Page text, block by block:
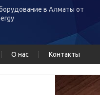
в Алматы от
О нас Контакты